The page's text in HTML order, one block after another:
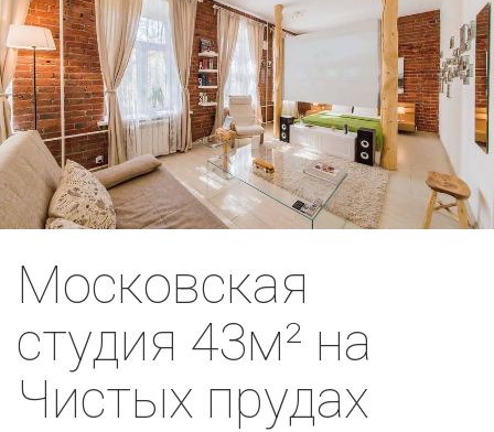
Московская
студия 43м² на
Чистых прудах